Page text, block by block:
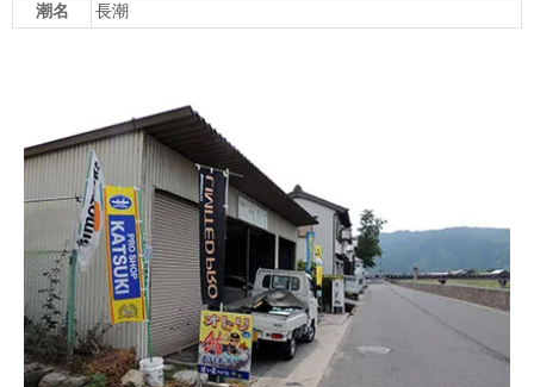
潮名
長潮